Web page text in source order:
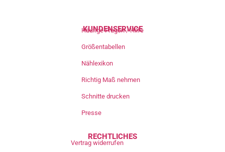
KUNDENSERVICE
Häufige Fragen / Hilfe
Größentabellen
Nählexikon
Richtig Maß nehmen
Schnitte drucken
Presse
RECHTLICHES
Vertrag widerrufen